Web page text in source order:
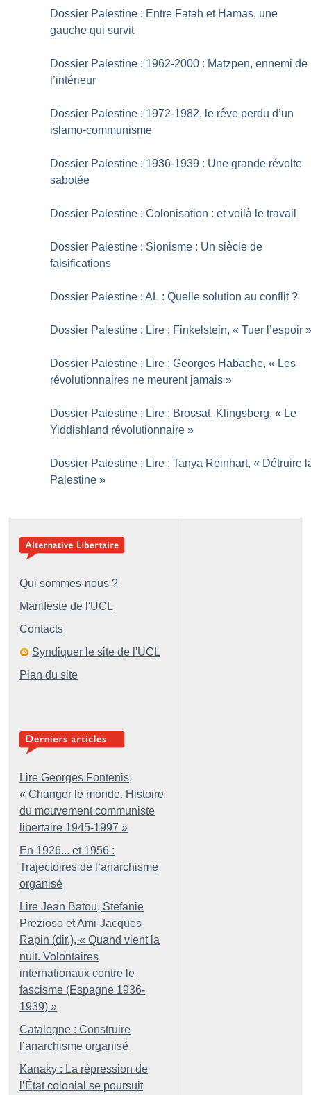
Dossier Palestine : Entre Fatah et Hamas, une
gauche qui survit
Dossier Palestine : 1962-2000 : Matzpen, ennemi de
l’intérieur
Dossier Palestine : 1972-1982, le rêve perdu d’un
islamo-communisme
Dossier Palestine : 1936-1939 : Une grande révolte
sabotée
Dossier Palestine : Colonisation : et voilà le travail
Dossier Palestine : Sionisme : Un siècle de
falsifications
Dossier Palestine : AL : Quelle solution au conflit ?
Dossier Palestine : Lire : Finkelstein, « Tuer l’espoir
Dossier Palestine : Lire : Georges Habache, « Les
révolutionnaires ne meurent jamais »
Dossier Palestine : Lire : Brossat, Klingsberg, « Le
Yiddishland révolutionnaire »
Dossier Palestine : Lire : Tanya Reinhart, « Détruire
Palestine »
Qui sommes-nous ?
Manifeste de l'UCL
Contacts
Syndiquer le site de l'UCL
Plan du site
Lire Georges Fontenis,
« Changer le monde. Histoire
du mouvement communiste
libertaire 1945-1997 »
En 1926... et 1956 :
Trajectoires de l’anarchisme
organisé
Lire Jean Batou, Stefanie
Prezioso et Ami-Jacques
Rapin (dir.), « Quand vient la
nuit. Volontaires
internationaux contre le
fascisme (Espagne 1936-
1939) »
Catalogne : Construire
l’anarchisme organisé
Kanaky : La répression de
l’État colonial se poursuit